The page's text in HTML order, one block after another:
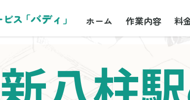
ホーム 作業内容 料